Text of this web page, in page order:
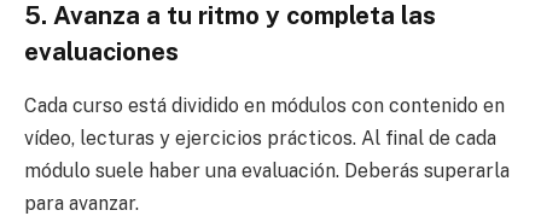
5. Avanza a tu ritmo y completa las
evaluaciones
Cada curso está dividido en módulos con contenido en
vídeo, lecturas y ejercicios prácticos. Al final de cada
módulo suele haber una evaluación. Deberás superarla
para avanzar.